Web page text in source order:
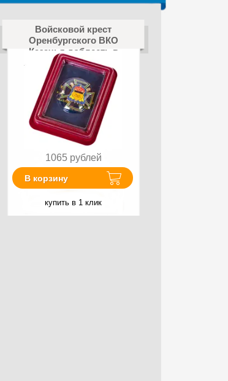
Войсковой крест
Оренбургского ВКО
Казачья доблесть в
наградной коробке с
удостоверением в
комплекте
1065 рублей
В корзину
купить в 1 клик